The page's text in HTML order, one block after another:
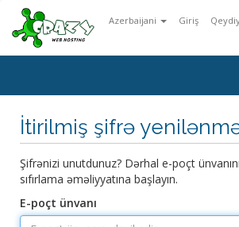
Azerbaijani Giriş
İtirilmiş şifrə
Şifrənizi unutdunuz? Dərhal e-poçt
sıfırlama əməliyyatına başlayın.
E-poçt ünvanı